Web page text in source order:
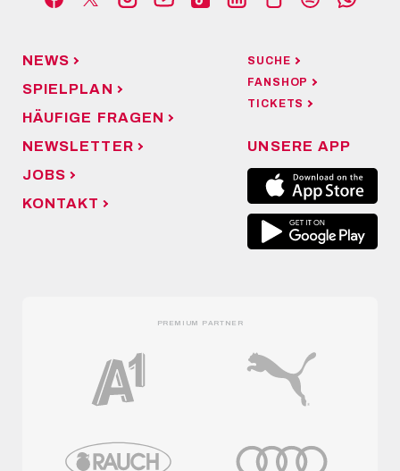
NEWS
SPIELPLAN
HÄUFIGE FRAGEN
NEWSLETTER
JOBS
KONTAKT
SUCHE
FANSHOP
TICKETS
UNSERE APP
PREMIUM PARTNER